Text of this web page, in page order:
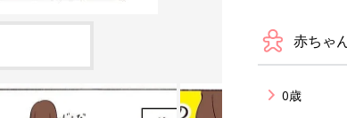
赤ちゃ
0歳